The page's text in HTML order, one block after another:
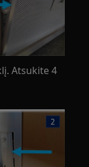
Atsukite 4